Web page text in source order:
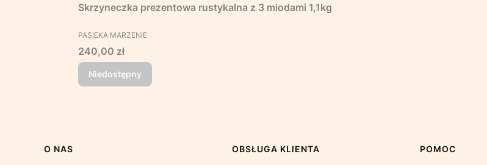
Skrzyneczka prezentowa rustykalna z 3 miodami 1,1kg
PRODUCENT
PASIEKA MARZENIE
Cena
240,00 zł
Niedostępny
Linki w stopce
O NAS
OBSŁUGA KLIENTA
POMOC